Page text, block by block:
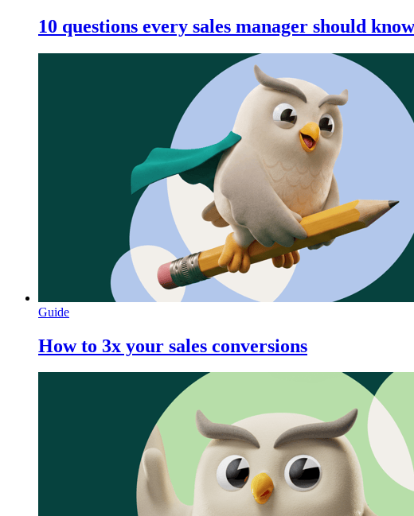
10 questions every sales manager should
Guide
How to 3x your sales conversions